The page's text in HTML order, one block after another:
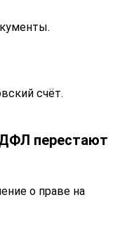
счёт.
перестают
о праве на